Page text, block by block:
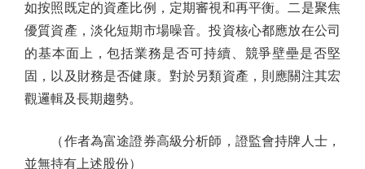
如按照既定的資產比例，定期審視和再平衡。二是聚焦
優質資產，淡化短期市場噪音。投資核心都應放在公司
的基本面上，包括業務是否可持續、競爭壁壘是否堅
固，以及財務是否健康。對於另類資產，則應關注其宏
觀邏輯及長期趨勢。
（作者為富途證券高級分析師，證監會持牌人士，
並無持有上述股份）